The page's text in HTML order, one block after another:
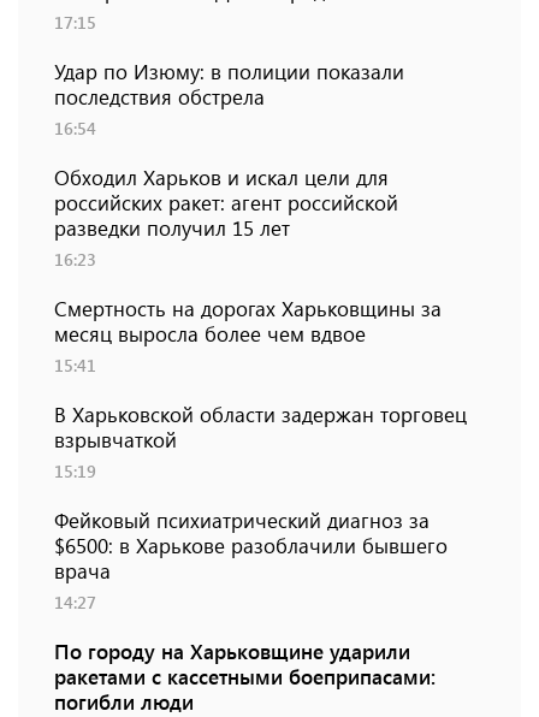
17:15
Удар по Изюму: в полиции показали
последствия обстрела
16:54
Обходил Харьков и искал цели для
российских ракет: агент российской
разведки получил 15 лет
16:23
Смертность на дорогах Харьковщины за
месяц выросла более чем вдвое
15:41
В Харьковской области задержан торговец
взрывчаткой
15:19
Фейковый психиатрический диагноз за
$6500: в Харькове разоблачили бывшего
врача
14:27
По городу на Харьковщине ударили
ракетами с кассетными боеприпасами:
погибли люди